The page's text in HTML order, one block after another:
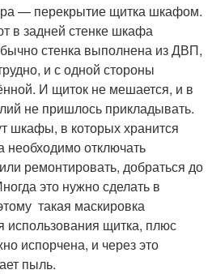
— перекрытие щитка шкафом.
в задней стенке шкафа
стенка выполнена из ДВП,
и с одной стороны
И щиток не мешается, и в
не пришлось прикладывать.
шкафы, в которых хранится
необходимо отключать
ремонтировать, добраться до
это нужно сделать в
такая маскировка
использования щитка, плюс
испорчена, и через это
пыль.